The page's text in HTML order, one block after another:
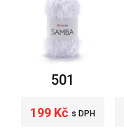
501
199 Kč s DPH